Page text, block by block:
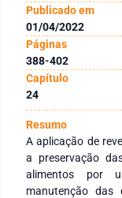
Publicado em
01/04/2022
Páginas
388-402
Capítulo
24
Resumo
A aplicação de
a preservação
alimentos por
manutenção das